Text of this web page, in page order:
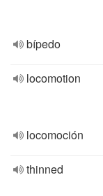
bípedo
locomotion
locomoción
thinned